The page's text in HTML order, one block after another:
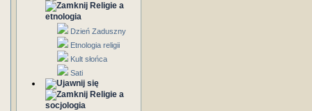
Religie a
etnologia
Dzień Zaduszny
Etnologia religii
Kult słońca
Sati
Religie a
socjologia